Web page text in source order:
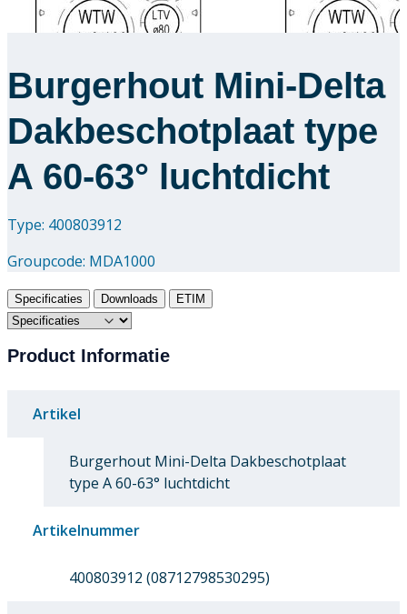
Burgerhout Mini-Delta
Dakbeschotplaat type
A 60-63° luchtdicht
Type: 400803912
Groupcode: MDA1000
Specificaties Downloads ETIM
Product Informatie
Artikel
Burgerhout Mini-Delta Dakbeschotplaat
type A 60-63° luchtdicht
Artikelnummer
400803912 (08712798530295)